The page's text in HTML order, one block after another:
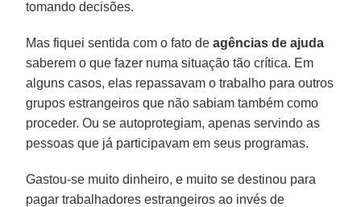
tomando decisões.
Mas fiquei sentida com o fato deagências de ajuda
saberem o que fazer numa situação tão crítica. Em
alguns casos, elas repassavam o trabalho para outros
grupos estrangeiros que não sabiam também como
proceder. Ou se autoprotegiam, apenas servindo as
pessoas que já participavam em seus programas.
Gastou-se muito dinheiro, e muito se destinou para
pagar trabalhadores estrangeiros ao invés de